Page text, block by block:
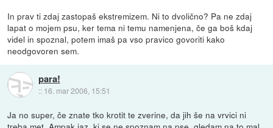
In prav ti zdaj zastopaš ekstremizem. Ni to dvolično? Pa ne zdaj
lapat o mojem psu, ker tema ni temu namenjena, če ga boš kdaj
videl in spoznal, potem imaš pa vso pravico govoriti kako
neodgovoren sem.
para!
:: 16. mar 2006, 15:51
Ja no super, če znate tko krotit te zverine, da jih še na vrvici ni